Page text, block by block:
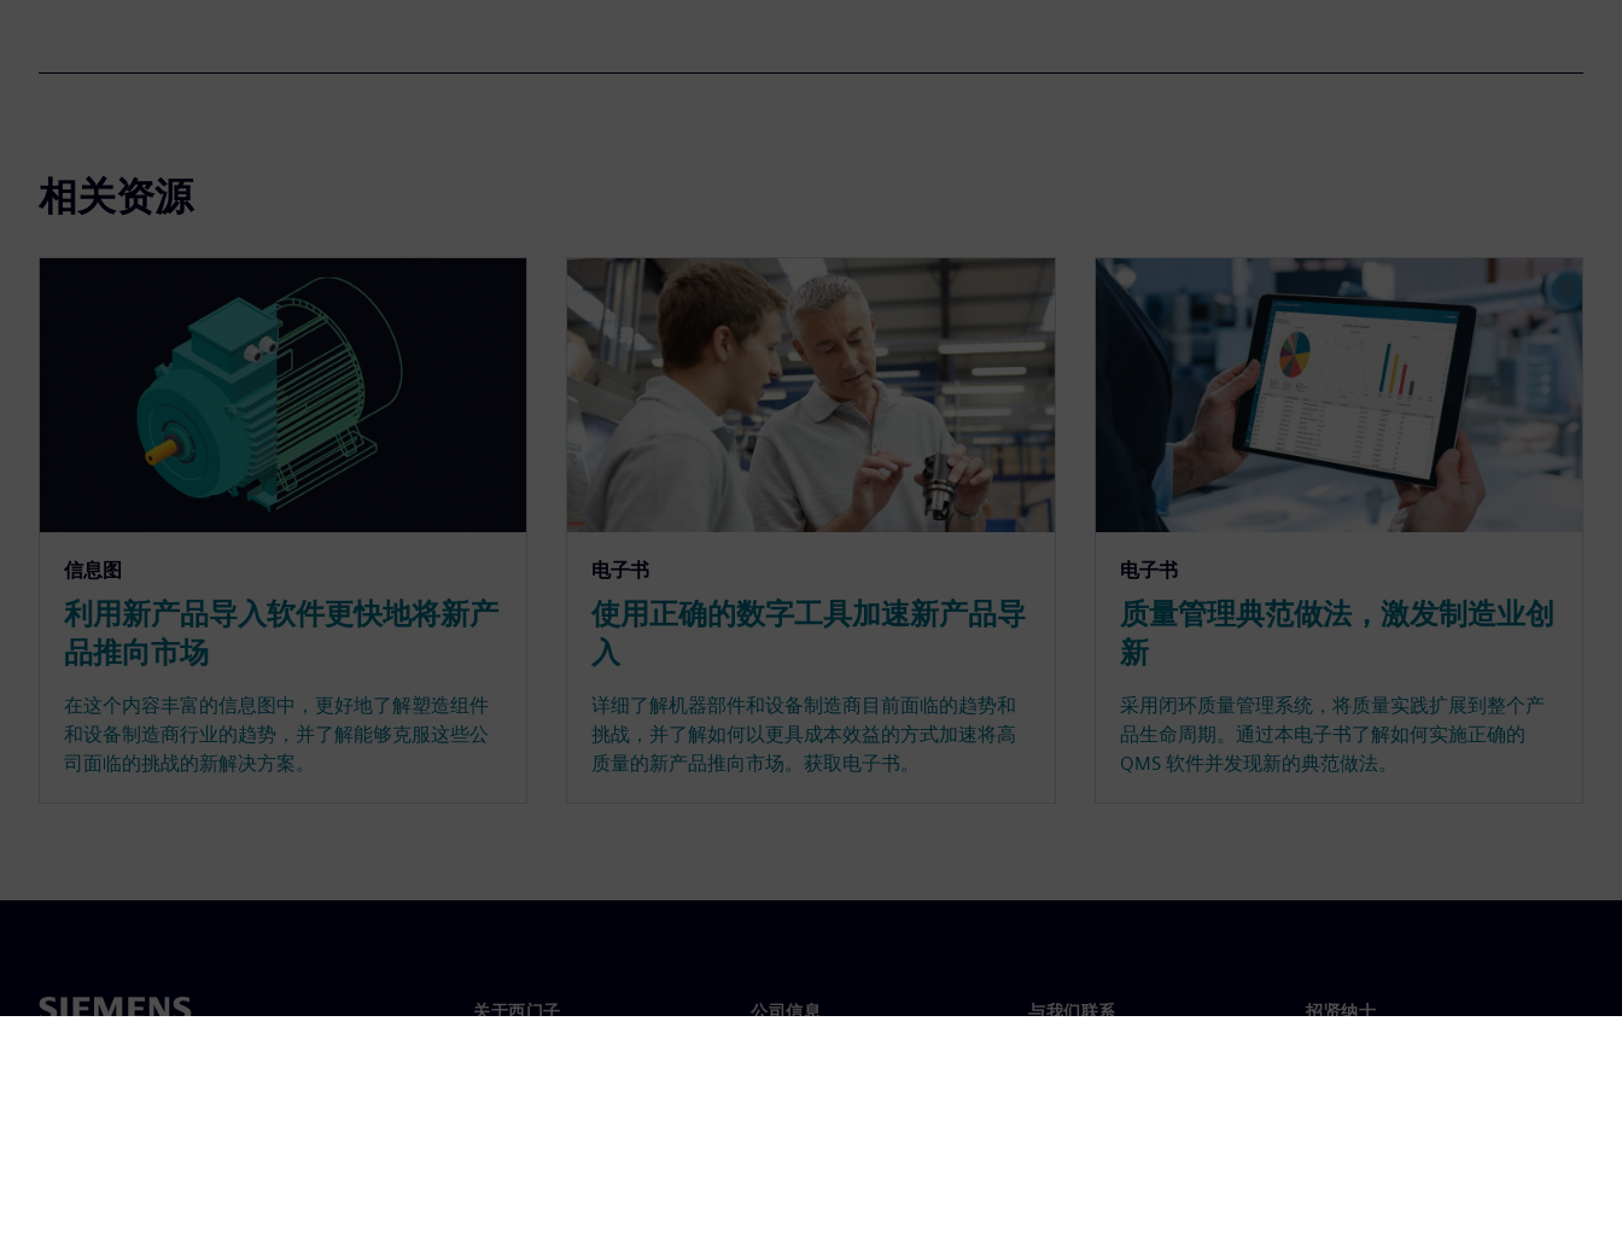
相关资源
信息图
利用新产品导入软件更快地将新产
品推向市场
在这个内容丰富的信息图中，更好地了解塑造组件
和设备制造商行业的趋势，并了解能够克服这些公
司面临的挑战的新解决方案。
电子书
使用正确的数字工具加速新产品导
入
详细了解机器部件和设备制造商目前面临的趋势和
挑战，并了解如何以更具成本效益的方式加速将高
质量的新产品推向市场。获取电子书。
电子书
质量管理典范做法，激发制造业创
新
采用闭环质量管理系统，将质量实践扩展到整个产
品生命周期。通过本电子书了解如何实施正确的
QMS 软件并发现新的典范做法。
关于西门子 公司信息 与我们联系 招贤纳士